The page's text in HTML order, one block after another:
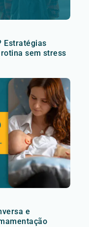
Estratégias
sem stress
e